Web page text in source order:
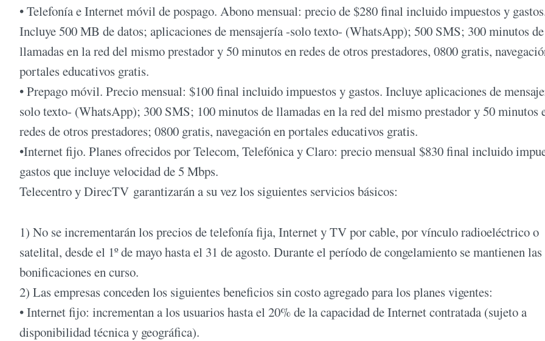
• Telefonía e Internet móvil de pospago. Abono mensual: precio de $280 final incluido impuestos y
Incluye 500 MB de datos; aplicaciones de mensajería -solo texto- (WhatsApp); 500 SMS; 300 minutos de
llamadas en la red del mismo prestador y 50 minutos en redes de otros prestadores, 0800 gratis,
portales educativos gratis.
• Prepago móvil. Precio mensual: $100 final incluido impuestos y gastos. Incluye aplicaciones de
solo texto- (WhatsApp); 300 SMS; 100 minutos de llamadas en la red del mismo prestador y 50 minutos
redes de otros prestadores; 0800 gratis, navegación en portales educativos gratis.
•Internet fijo. Planes ofrecidos por Telecom, Telefónica y Claro: precio mensual $830 final incluido
gastos que incluye velocidad de 5 Mbps.
Telecentro y DirecTV garantizarán a su vez los siguientes servicios básicos:
1) No se incrementarán los precios de telefonía fija, Internet y TV por cable, por vínculo radioeléctrico o
satelital, desde el 1º de mayo hasta el 31 de agosto. Durante el período de congelamiento se mantienen las
bonificaciones en curso.
2) Las empresas conceden los siguientes beneficios sin costo agregado para los planes vigentes:
• Internet fijo: incrementan a los usuarios hasta el 20% de la capacidad de Internet contratada (sujeto a
disponibilidad técnica y geográfica).